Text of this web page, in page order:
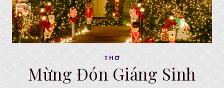
THƠ
Mừng Đón Giáng Sinh